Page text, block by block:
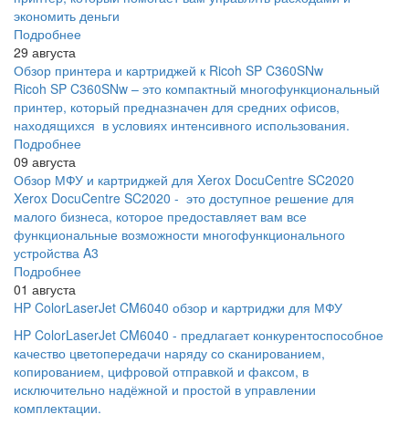
экономить деньги
Подробнее
29 августа
Обзор принтера и картриджей к Ricoh SP C360SNw
Ricoh SP C360SNw – это компактный многофункциональный
принтер, который предназначен для средних офисов,
находящихся в условиях интенсивного использования.
Подробнее
09 августа
Обзор МФУ и картриджей для Xerox DocuCentre SC2020
Xerox DocuCentre SC2020 - это доступное решение для
малого бизнеса, которое предоставляет вам все
функциональные возможности многофункционального
устройства A3
Подробнее
01 августа
HP ColorLaserJet CM6040 обзор и картриджи для МФУ
HP ColorLaserJet CM6040 - предлагает конкурентоспособное
качество цветопередачи наряду со сканированием,
копированием, цифровой отправкой и факсом, в
исключительно надёжной и простой в управлении
комплектации.